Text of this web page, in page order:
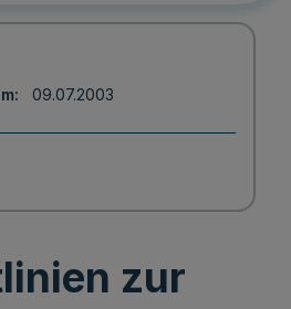
09.07.2003
zur